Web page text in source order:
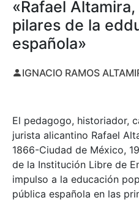
«Rafael
pilares de la
española»
IGNACIO RAMOS
El pedagogo, historiador,
jurista alicantino Rafael
1866-Ciudad de México,
de la Institución Libre de
impulso a la educación
pública española en las